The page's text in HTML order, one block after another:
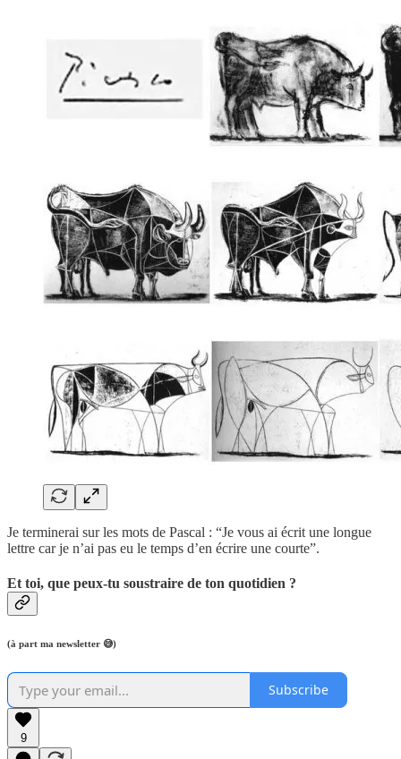
Je terminerai sur les mots de Pascal : “Je vous ai écrit une longue
lettre car je n’ai pas eu le temps d’en écrire une courte”.
Et toi, que peux-tu soustraire de ton quotidien ?
(à part ma newsletter 😅)
Subscribe
9